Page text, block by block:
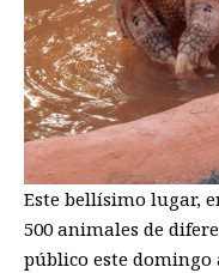
Este bellísimo lugar,
500 animales de
público este domingo